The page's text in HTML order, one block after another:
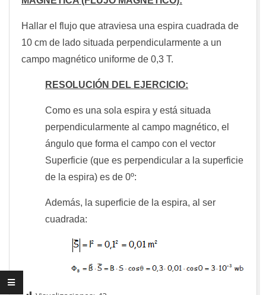
Hallar el flujo que atraviesa una espira cuadrada de
10 cm de lado situada perpendicularmente a un
campo magnético uniforme de 0,3 T.
RESOLUCIÓN DEL EJERCICIO:
Como es una sola espira y está situada
perpendicularmente al campo magnético, el
ángulo que forma el campo con el vector
Superficie (que es perpendicular a la superficie
de la espira) es de 0º:
Además, la superficie de la espira, al ser
cuadrada: